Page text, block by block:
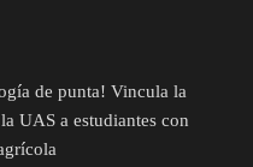
de punta! Vincula la
UAS a estudiantes con